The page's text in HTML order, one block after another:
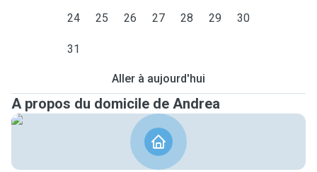
24 25 26 27 28 29 30
31
Aller à aujourd'hui
A propos du domicile de Andrea